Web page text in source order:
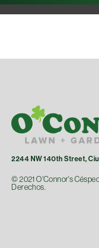
2244 NW 140th Street,
© 2021 O'Connor's
Derechos.